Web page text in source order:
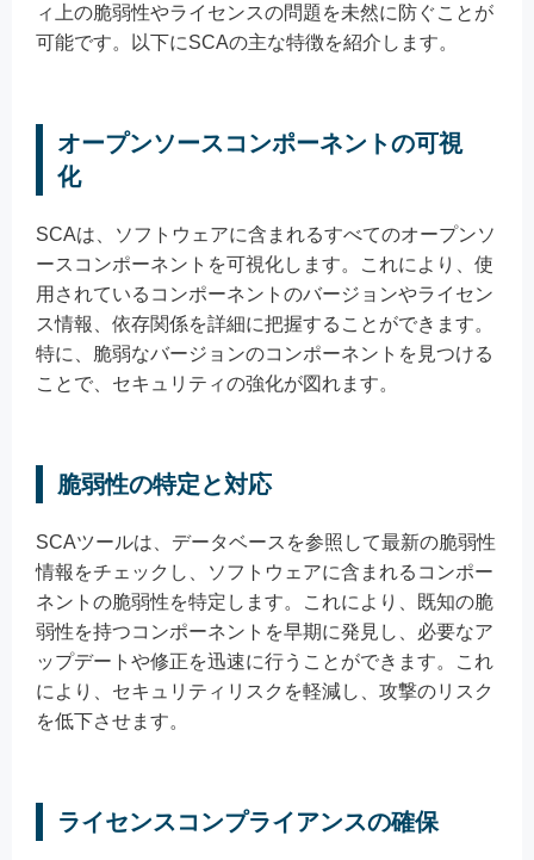
ィ上の脆弱性やライセンスの問題を未然に防ぐことが
可能です。以下にSCAの主な特徴を紹介します。
オープンソースコンポーネントの可視
化
SCAは、ソフトウェアに含まれるすべてのオープンソ
ースコンポーネントを可視化します。これにより、使
用されているコンポーネントのバージョンやライセン
ス情報、依存関係を詳細に把握することができます。
特に、脆弱なバージョンのコンポーネントを見つける
ことで、セキュリティの強化が図れます。
脆弱性の特定と対応
SCAツールは、データベースを参照して最新の脆弱性
情報をチェックし、ソフトウェアに含まれるコンポー
ネントの脆弱性を特定します。これにより、既知の脆
弱性を持つコンポーネントを早期に発見し、必要なア
ップデートや修正を迅速に行うことができます。これ
により、セキュリティリスクを軽減し、攻撃のリスク
を低下させます。
ライセンスコンプライアンスの確保